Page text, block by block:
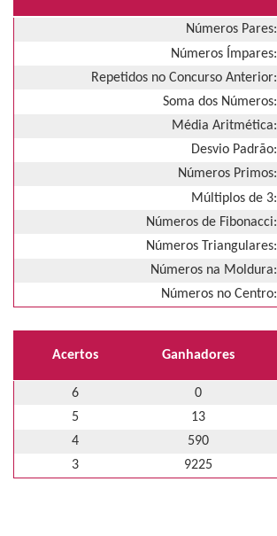
Números Pares:
Números Ímpares:
Repetidos no Concurso Anterior:
Soma dos Números:
Média Aritmética:
Desvio Padrão:
Números Primos:
Múltiplos de 3:
Números de Fibonacci:
Números Triangulares:
Números na Moldura:
Números no Centro:
Acertos Ganhadores
6 0
5
13
4
590
3
9225